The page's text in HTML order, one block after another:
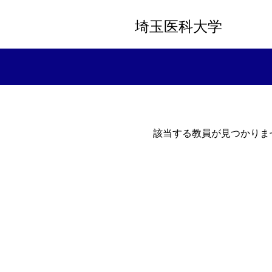
埼玉医科大学
該当する教員が見つかりま